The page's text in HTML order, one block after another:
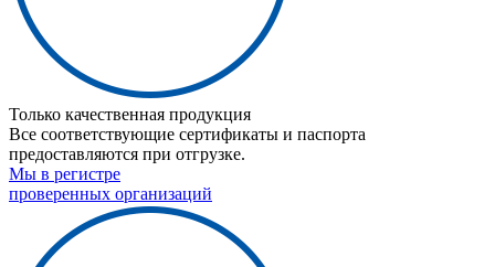
Только качественная продукция
Все соответствующие сертификаты и паспорта
предоставляются при отгрузке.
Мы в регистре
проверенных организаций